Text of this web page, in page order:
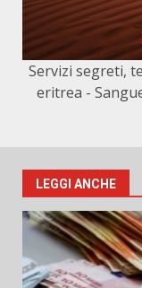
Servizi segreti,
eritrea -
LEGGI ANCHE